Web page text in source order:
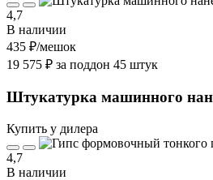
4,7
В наличии
435 ₽/мешок
19 575 ₽ за поддон 45 штук
Штукатурка машинного
Купить у дилера
4,7
В наличии